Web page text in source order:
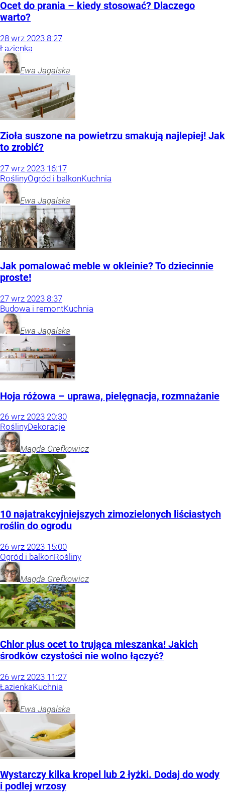
Ocet do prania – kiedy stosować? Dlaczego
warto?
28 wrz 2023 8:27
Łazienka
Ewa Jagalska
Zioła suszone na powietrzu smakują najlepiej! Jak
to zrobić?
27 wrz 2023 16:17
RoślinyOgród i balkonKuchnia
Ewa Jagalska
Jak pomalować meble w okleinie? To dziecinnie
proste!
27 wrz 2023 8:37
Budowa i remontKuchnia
Ewa Jagalska
Hoja różowa – uprawa, pielęgnacja, rozmnażanie
26 wrz 2023 20:30
RoślinyDekoracje
Magda Grefkowicz
10 najatrakcyjniejszych zimozielonych liściastych
roślin do ogrodu
26 wrz 2023 15:00
Ogród i balkonRośliny
Magda Grefkowicz
Chlor plus ocet to trująca mieszanka! Jakich
środków czystości nie wolno łączyć?
26 wrz 2023 11:27
ŁazienkaKuchnia
Ewa Jagalska
Wystarczy kilka kropel lub 2 łyżki. Dodaj do wody
i podlej wrzosy